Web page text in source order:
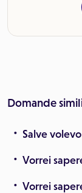
Domande
Salve
Vorrei
Vorrei